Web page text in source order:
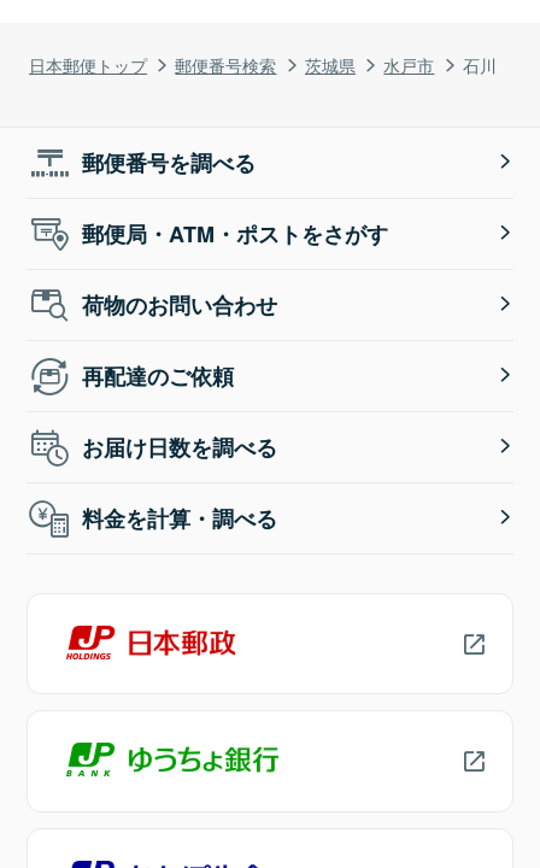
日本郵便トップ 郵便番号検索 茨城県 水戸市 石川
郵便番号を調べる
郵便局・ATM・ポストをさがす
荷物のお問い合わせ
再配達のご依頼
お届け日数を調べる
料金を計算・調べる